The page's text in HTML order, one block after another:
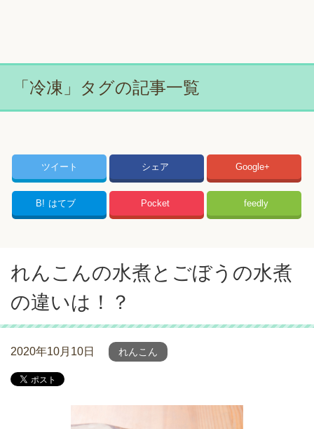
「冷凍」タグの記事一覧
ツイート シェア Google+
B! はてブ Pocket feedly
れんこんの水煮とごぼうの水煮
の違いは！？
2020年10月10日 れんこん